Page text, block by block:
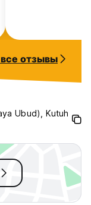
отзывы
Ubud), Kutuh